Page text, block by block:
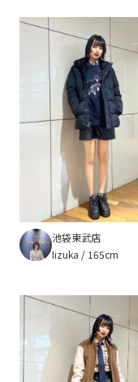
池袋東武店
Iizuka
165cm